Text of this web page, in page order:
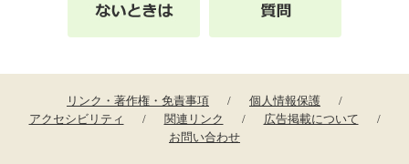
リンク・著作権・免責事項
個人情報保護
アクセシビリティ
関連リンク
広告掲載について
お問い合わせ